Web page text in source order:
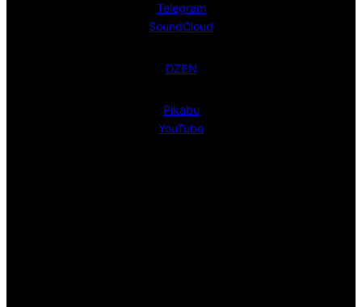
Telegram
SoundCloud
DZEN
Pikabu
YouTube